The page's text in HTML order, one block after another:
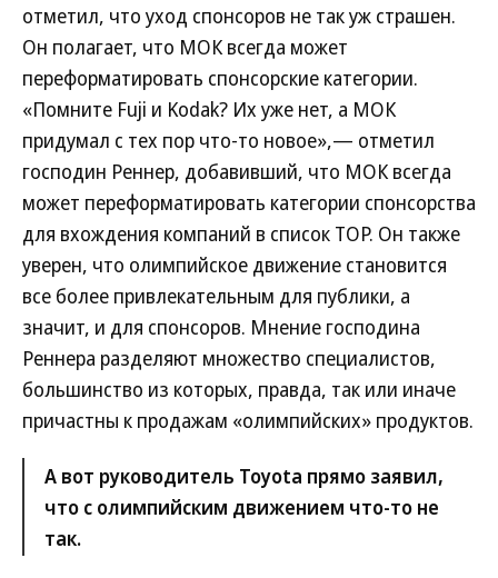
отметил, что уход спонсоров не так уж страшен.
Он полагает, что МОК всегда может
переформатировать спонсорские категории.
«Помните Fuji и Kodak? Их уже нет, а МОК
придумал с тех пор что-то новое»,— отметил
господин Реннер, добавивший, что МОК всегда
может переформатировать категории спонсорства
для вхождения компаний в список TOP. Он также
уверен, что олимпийское движение становится
все более привлекательным для публики, а
значит, и для спонсоров. Мнение господина
Реннера разделяют множество специалистов,
большинство из которых, правда, так или иначе
причастны к продажам «олимпийских» продуктов.
А вот руководитель Toyota прямо заявил,
что с олимпийским движением что-то не
так.